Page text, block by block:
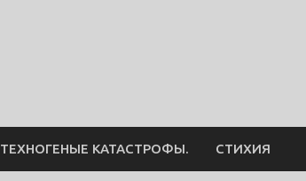
ТЕХНОГЕНЫЕ КАТАСТРОФЫ. СТИХИЯ